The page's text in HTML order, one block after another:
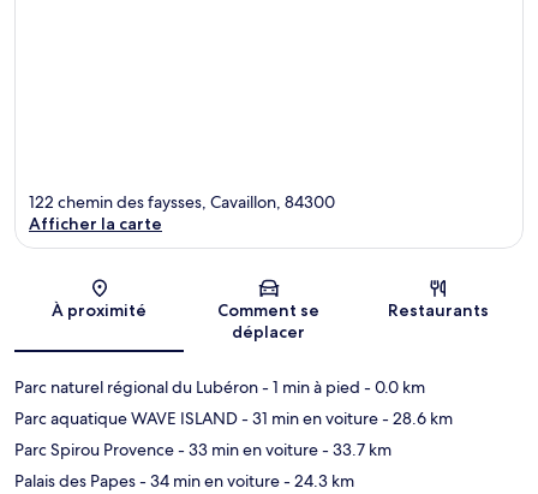
Carte
122 chemin des faysses, Cavaillon, 84300
Afficher la carte
À proximité
Comment se
déplacer
Restaurants
Parc naturel régional du Lubéron- 1 min à pied - 0.0 km
Parc aquatique WAVE ISLAND- 31 min en voiture- 28.6 km
Parc Spirou Provence- 33 min en voiture- 33.7 km
Palais des Papes- 34 min en voiture- 24.3 km